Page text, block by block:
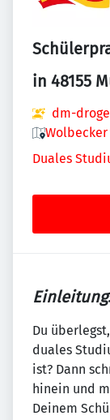
in 48155
dm-
Wolbecker
Duales
Du
duales
ist? Dann
hinein und
Deinem